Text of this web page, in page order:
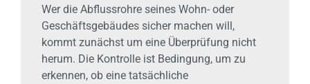
Wer die Abflussrohre seines Wohn- oder
Geschäftsgebäudes sicher machen will,
kommt zunächst um eine Überprüfung nicht
herum. Die Kontrolle ist Bedingung, um zu
erkennen, ob eine tatsächliche